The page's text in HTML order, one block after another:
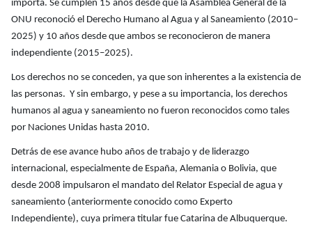
importa. Se cumplen 15 años desde que la Asamblea General de la
ONU reconoció el Derecho Humano al Agua y al Saneamiento (2010–
2025) y 10 años desde que ambos se reconocieron de manera
independiente (2015–2025).
Los derechos no se conceden, ya que son inherentes a la existencia de
las personas. Y sin embargo, y pese a su importancia, los derechos
humanos al agua y saneamiento no fueron reconocidos como tales
por Naciones Unidas hasta 2010.
Detrás de ese avance hubo años de trabajo y de liderazgo
internacional, especialmente de España, Alemania o Bolivia, que
desde 2008 impulsaron el mandato del Relator Especial de agua y
saneamiento (anteriormente conocido como Experto
Independiente), cuya primera titular fue Catarina de Albuquerque.